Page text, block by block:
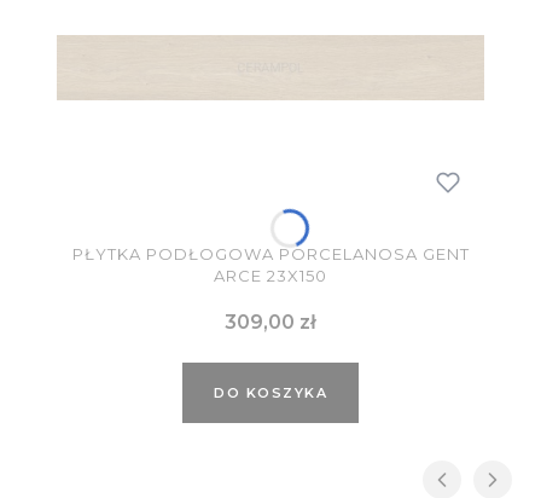
PŁYTKA PODŁOGOWA PORCELANOSA GENT
ARCE 23X150
Cena
309,00 zł
DO KOSZYKA